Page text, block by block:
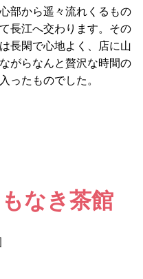
部から遥々流れくるもの
長江へ交わります。その
長閑で心地よく、店に山
がらなんと贅沢な時間の
ったものでした。
なき茶館